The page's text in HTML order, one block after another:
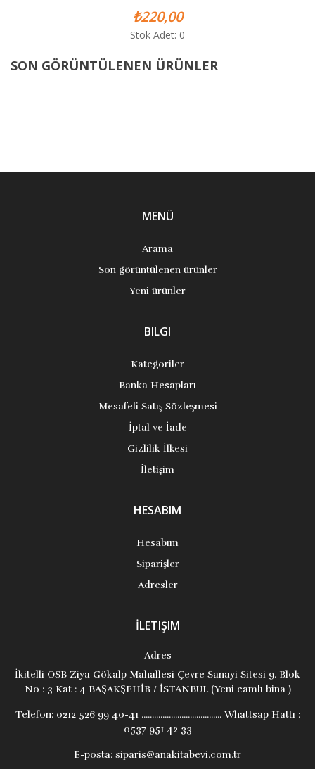
₺220,00
Stok Adet: 0
SON GÖRÜNTÜLENEN ÜRÜNLER
MENÜ
Arama
Son görüntülenen ürünler
Yeni ürünler
BILGI
Kategoriler
Banka Hesapları
Mesafeli Satış Sözleşmesi
İptal ve İade
Gizlilik İlkesi
İletişim
HESABIM
Hesabım
Siparişler
Adresler
İLETIŞIM
Adres
İkitelli OSB Ziya Gökalp Mahallesi Çevre Sanayi Sitesi 9. Blok
No : 3 Kat : 4 BAŞAKŞEHİR / İSTANBUL (Yeni camlı bina )
Telefon:0212 526 99 40-41 ...................................... Whattsap Hattı :
0537 951 42 33
E-posta: siparis@anakitabevi.com.tr